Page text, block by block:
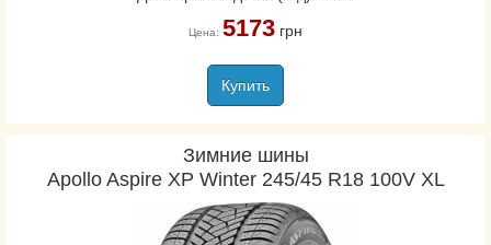
Цена: 5173грн
Купить
Зимние шины
Apollo Aspire XP Winter 245/45 R18 100V XL